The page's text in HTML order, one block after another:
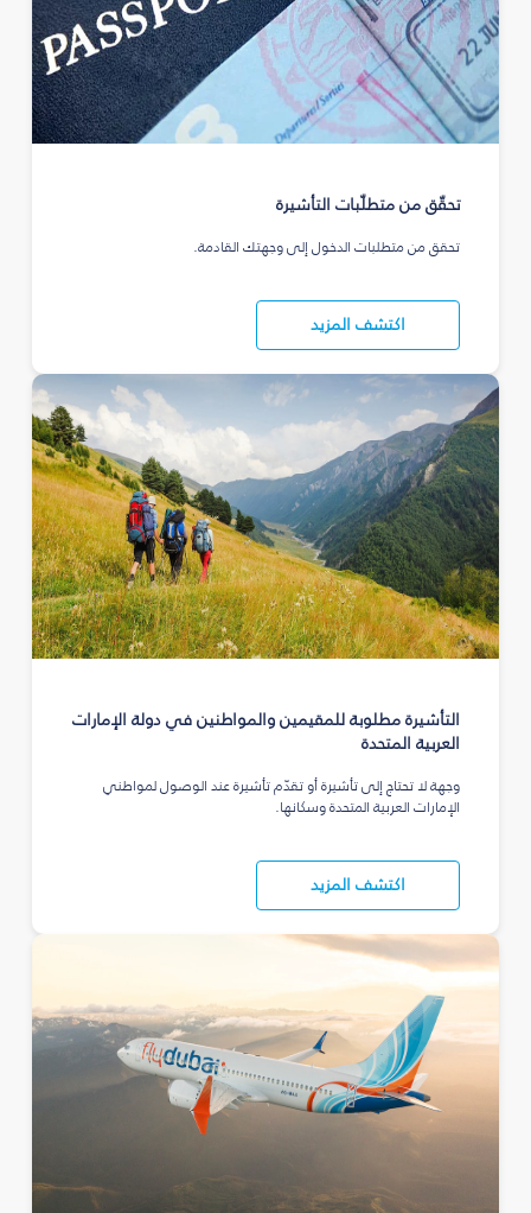
تحقّق من متطلّبات التأشيرة
تحقق من متطلبات الدخول إلى وجهتك القادمة.
اكتشف المزيد
التأشيرة مطلوبة للمقيمين والمواطنين في دولة الإمارات
العربية المتحدة
وجهة لا تحتاج إلى تأشيرة أو تقدّم تأشيرة عند الوصول لمواطني
الإمارات العربية المتحدة وسكانها.
اكتشف المزيد